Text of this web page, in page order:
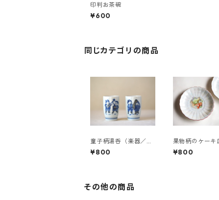
印判お茶碗
¥600
同じカテゴリの商品
童子柄湯呑（楽器／雪
ん子）
¥800
果物柄のケーキ
¥800
その他の商品